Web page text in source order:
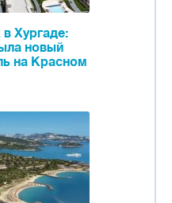
Хургаде:
новый
на Красном